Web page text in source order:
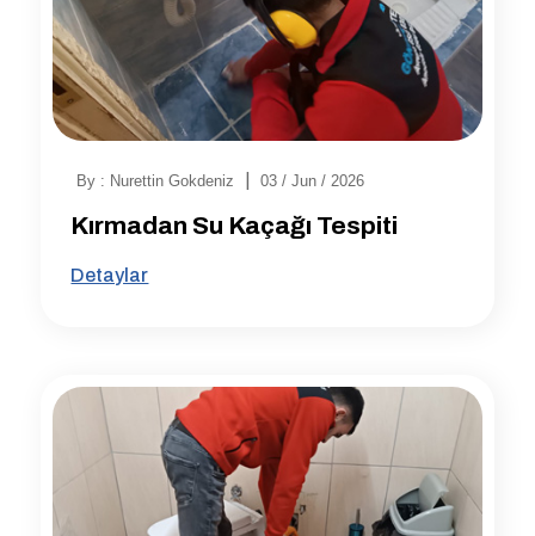
By : Nurettin Gokdeniz 03 / Jun / 2026
Kırmadan Su Kaçağı Tespiti
Detaylar